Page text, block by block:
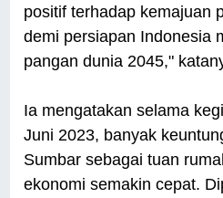
positif terhadap kemajuan
demi persiapan Indonesia
pangan dunia 2045,"
Ia mengatakan selama
Juni 2023, banyak
Sumbar sebagai tuan
ekonomi semakin cepat.